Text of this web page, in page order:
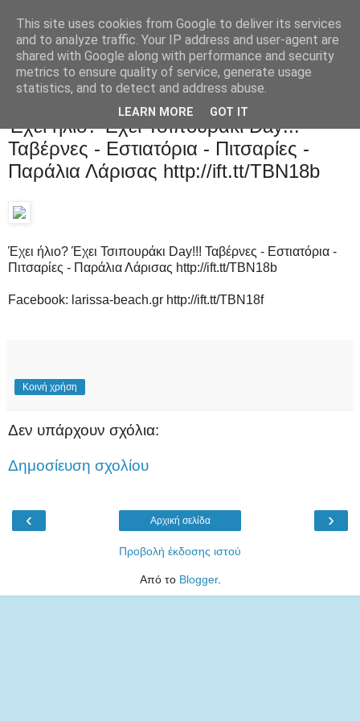
Έχει ήλιο? Έχει Τσιπουράκι Day!!!
Ταβέρνες - Εστιατόρια - Πιτσαρίες -
Παράλια Λάρισας http://ift.tt/TBN18b
Έχει ήλιο? Έχει Τσιπουράκι Day!!! Ταβέρνες - Εστιατόρια -
Πιτσαρίες - Παράλια Λάρισας http://ift.tt/TBN18b
Facebook: larissa-beach.gr http://ift.tt/TBN18f
Κοινή χρήση
Δεν υπάρχουν σχόλια:
Δημοσίευση σχολίου
‹ ›
Αρχική σελίδα
Προβολή έκδοσης ιστού
Από το Blogger.
This site uses cookies from Google to deliver its services
and to analyze traffic. Your IP address and user-agent are
shared with Google along with performance and security
metrics to ensure quality of service, generate usage
statistics, and to detect and address abuse.
LEARN MORE GOT IT